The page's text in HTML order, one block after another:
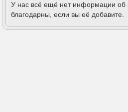
У нас всё ещё нет информации
благодарны, если вы её добавите.